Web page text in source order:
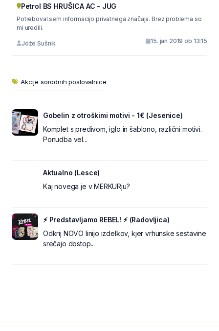
Petrol BS HRUŠICA AC - JUG
Potreboval sem informacijo privatnega značaja. Brez problema so
mi uredili.
Jože Sušnik 15. jan 2019 ob 13:15
Akcije sorodnih poslovalnice
Gobelin z otroškimi motivi - 1€ (Jesenice)
Komplet s predivom, iglo in šablono, različni motivi.
Ponudba vel...
Aktualno (Lesce)
Kaj novega je v MERKURju?
⚡ Predstavljamo REBEL! ⚡ (Radovljica)
Odkrij NOVO linijo izdelkov, kjer vrhunske sestavine
srečajo dostop...